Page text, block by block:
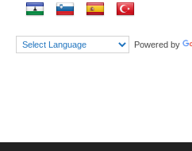
Powered by